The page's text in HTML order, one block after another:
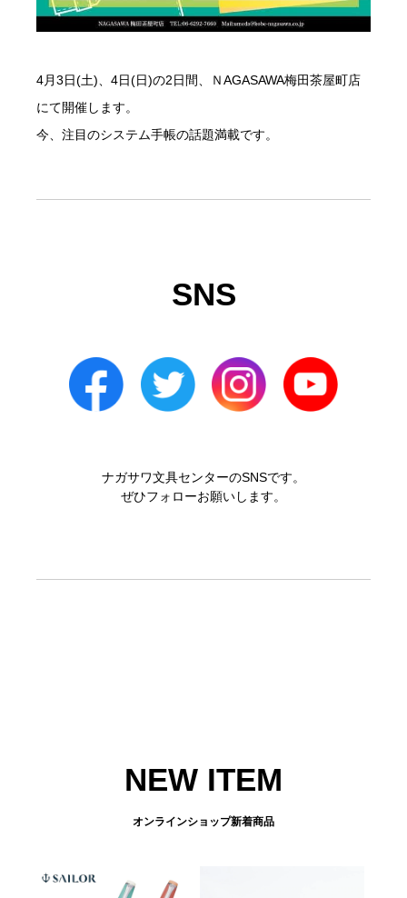
4月3日(土)、4日(日)の2日間、ＮAGASAWA梅田茶屋町店
にて開催します。
今、注目のシステム手帳の話題満載です。
SNS
ナガサワ文具センターのSNSです。
ぜひフォローお願いします。
NEW ITEM
オンラインショップ新着商品